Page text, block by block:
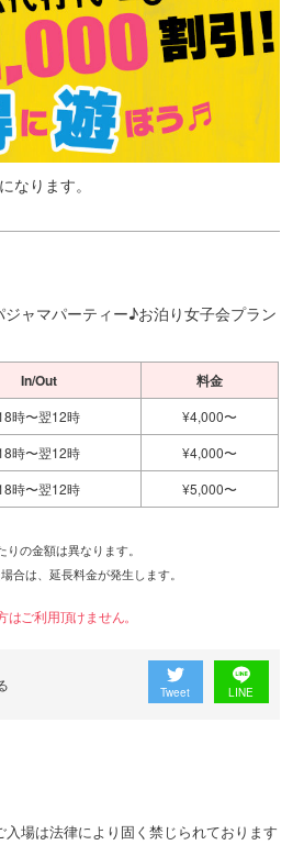
なります。
ャマパーティー♪お泊り女子会プラン
In/Out 料金
時〜翌12時
¥4,000〜
時〜翌12時
¥4,000〜
時〜翌12時 ¥5,000〜
の金額は異なります。
合は、延長料金が発生します。
ご利用頂けません。
Tweet LINE
場は法律により固く禁じられております